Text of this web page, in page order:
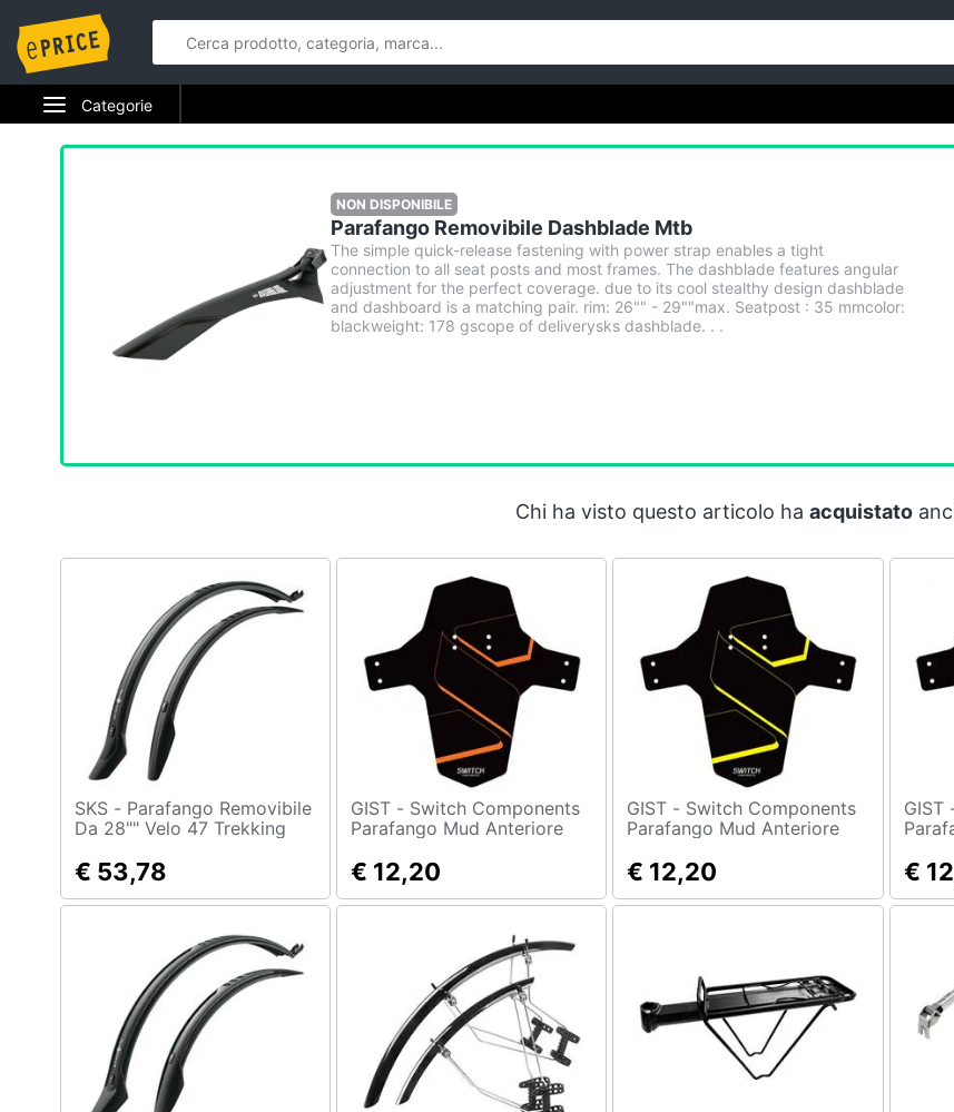
Categorie
Elettrodomestici
Tv e Home Cinema
Smart home
Brico e Giardinaggio
Salute e igiene
Beauty
Giocattoli
Prima infanzia
Casalinghi
Abbigliamento
Animali
Motori
NON DISPONIBILE
Parafango Removibile Dashblade Mtb
The simple quick-release fastening with power strap enables a tight
connection to all seat posts and most frames. The dashblade features angular
adjustment for the perfect coverage. due to its cool stealthy design dashblade
and dashboard is a matching pair. rim: 26"" - 29""max. Seatpost : 35 mmcolor:
blackweight: 178 gscope of deliverysks dashblade. . .
Chi ha visto questo articolo ha acquistato
SKS - Parafango Removibile
Da 28"" Velo 47 Trekking
€ 53,78
GIST - Switch Components
Parafango Mud Anteriore
€ 12,20
GIST - Switch Components
Parafango Mud Anteriore
€ 12,20
GIST - Switch
€